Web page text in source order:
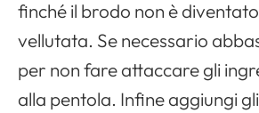
finché il brodo non è
vellutata. Se necessario
per non fare attaccare gli
alla pentola. Infine aggiungi